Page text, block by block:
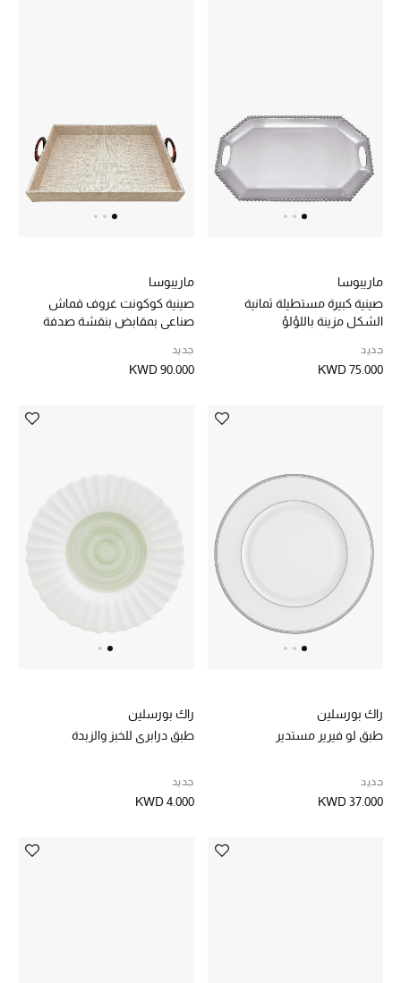
ماريبوسا
صينية كبيرة مستطيلة ثمانية
الشكل مزينة باللؤلؤ
جديد
KWD 75.000
ماريبوسا
صينية كوكونت غروف قماش
صناعي بمقابض بنقشة صدفة
جديد
KWD 90.000
راك بورسلين
طبق لو فيرير مستدير
جديد
KWD 37.000
راك بورسلين
طبق درابري للخبز والزبدة
جديد
KWD 4.000